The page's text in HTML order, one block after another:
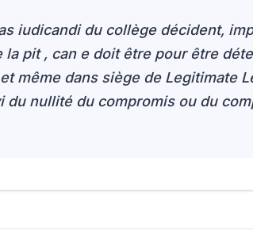
iudicandi du collège décident,
pit , can e doit être pour être
même dans siège de Legitimate
du nullité du compromis ou du